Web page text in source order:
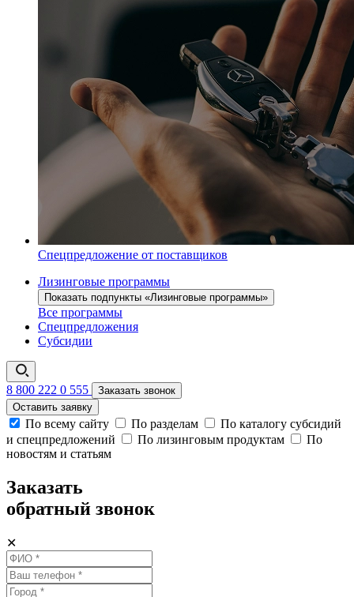
Спецпредложение от поставщиков
Лизинговые программы
Показать подпункты «Лизинговые программы»
Все программы
Спецпредложения
Субсидии
8 800 222 0 555
Заказать звонок
Оставить заявку
По всему сайту По разделам
По каталогу субсидий
и спецпредложений
По лизинговым продуктам
По
новостям и статьям
Заказать
обратный звонок
✕